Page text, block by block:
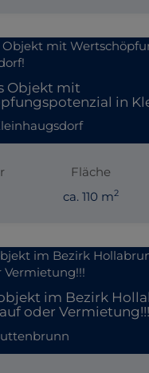
Objekt mit
in
Fläche
ca. 110 m2
im Bezirk
oder Vermietung!!!